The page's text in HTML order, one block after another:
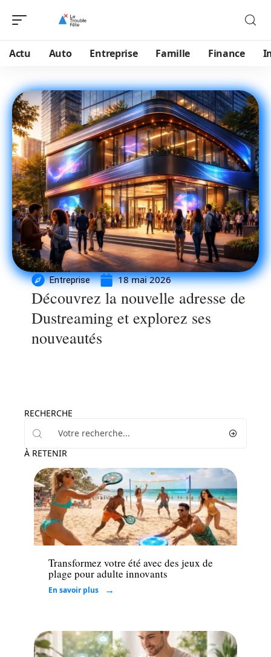
Actu Auto Entreprise Famille Finance
Entreprise 18 mai 2026
Découvrez la nouvelle adresse de
Dustreaming et explorez ses
nouveautés
RECHERCHE
À RETENIR
Loisirs
Transformez votre été avec des jeux de
plage pour adulte innovants
En savoir plus